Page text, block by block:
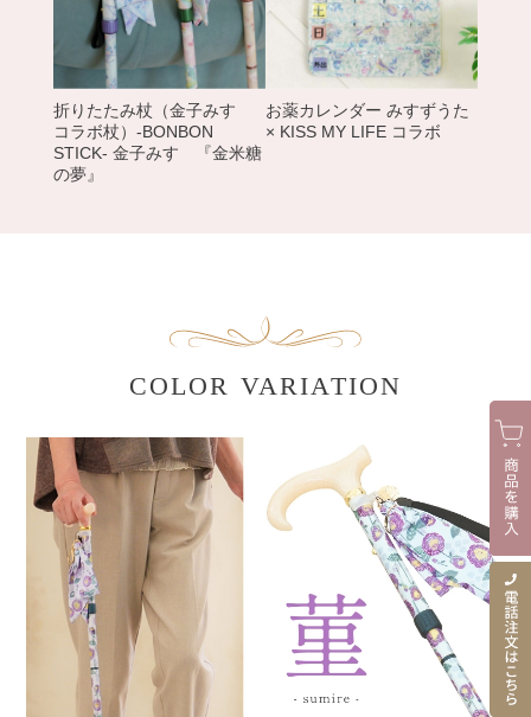
折りたたみ杖（金子みすゞ
コラボ杖）-BONBON
STICK- 金子みすゞ『金米糖
の夢』
お薬カレンダー みすずうた
× KISS MY LIFE コラボ
COLOR VARIATION